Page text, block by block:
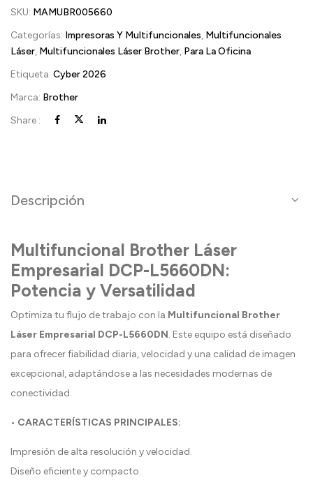
SKU: MAMUBR005660
Categorías: Impresoras Y Multifuncionales, Multifuncionales
Láser, Multifuncionales Láser Brother, Para La Oficina
Etiqueta: Cyber 2026
Marca: Brother
Share :
Descripción
Multifuncional Brother Láser
Empresarial DCP-L5660DN:
Potencia y Versatilidad
Optimiza tu flujo de trabajo con la Multifuncional Brother
Láser Empresarial DCP-L5660DN. Este equipo está diseñado
para ofrecer fiabilidad diaria, velocidad y una calidad de imagen
excepcional, adaptándose a las necesidades modernas de
conectividad.
• CARACTERÍSTICAS PRINCIPALES:
Impresión de alta resolución y velocidad.
Diseño eficiente y compacto.